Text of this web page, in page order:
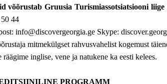
võõrustab Gruusia Turismiassotsiatsiooni liige
44
info@discovergeorgia.ge Skype:
mitmekülgset rahvusvahelist kogemust
räägime inglise, vene ja natukene ka eesti kelees.
PROGRAMM